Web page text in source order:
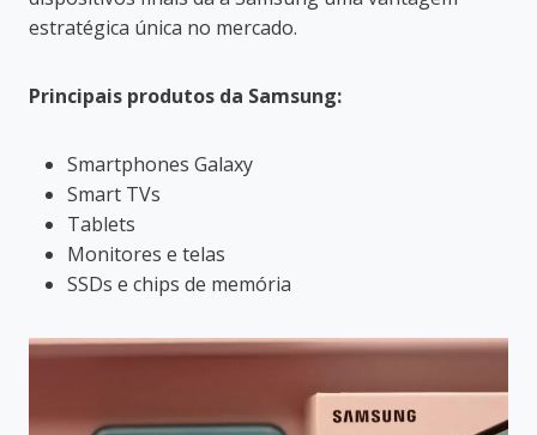
estratégica única no mercado.
Principais produtos da Samsung:
Smartphones Galaxy
Smart TVs
Tablets
Monitores e telas
SSDs e chips de memória